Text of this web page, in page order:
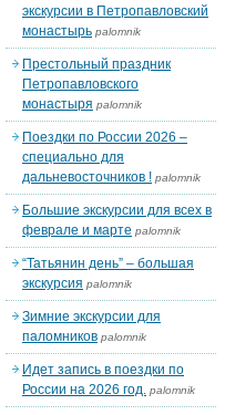
экскурсии в Петропавловский
монастырь palomnik
Престольный праздник
Петропавловского
монастыря palomnik
Поездки по России 2026 –
специально для
дальневосточников ! palomnik
Большие экскурсии для всех в
феврале и марте palomnik
“Татьянин день” – большая
экскурсия palomnik
Зимние экскурсии для
паломников palomnik
Идет запись в поездки по
России на 2026 год. palomnik